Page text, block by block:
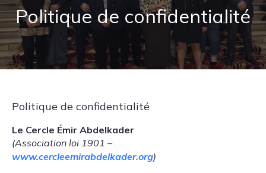
Politique de confidentialité
Politique de confidentialité
Le Cercle Émir Abdelkader
(Association loi 1901 –
www.cercleemirabdelkader.org)